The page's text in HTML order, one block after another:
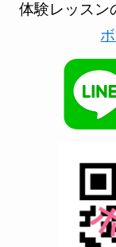
体験レッスン